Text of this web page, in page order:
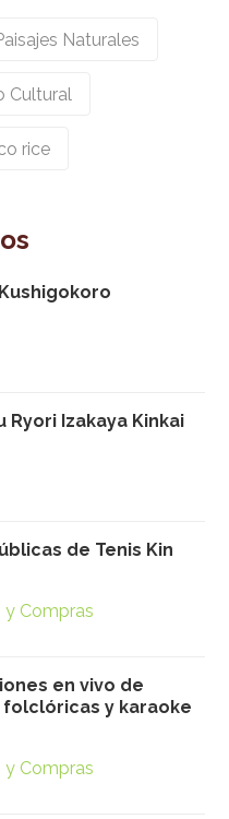
Naturales
Cultural
rice
Ryori Izakaya Kinkai
de Tenis Kin
Compras
en vivo de
y karaoke
Compras